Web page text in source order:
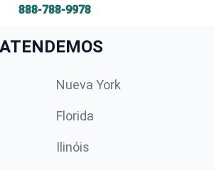
888-788-9978
Nueva York
Florida
Ilinóis